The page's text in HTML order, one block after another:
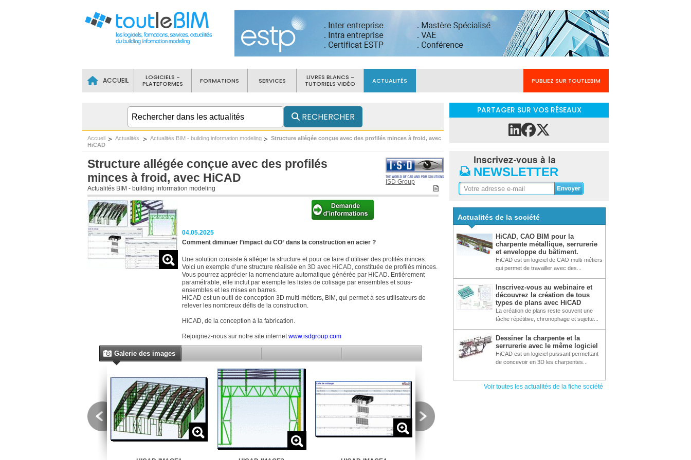
ACCUEIL
LOGICIELS -
PLATEFORMES
FORMATIONS SERVICES
LIVRES BLANCS -
TUTORIELS VIDÉO
ACTUALITÉS PUBLIEZ SUR TOUTLEBIM
RECHERCHER
Accueil Actualités Actualités BIM - building information modeling
Structure allégée conçue avec des profilés minces à froid, avec
HiCAD
Structure allégée conçue avec des profilés
minces à froid, avec HiCAD
Actualités BIM - building information modeling
ISD Group
04.05.2025
Comment diminuer l’impact du CO² dans la construction en acier ?
Une solution consiste à alléger la structure et pour ce faire d’utiliser des profilés minces.
Voici un exemple d’une structure réalisée en 3D avec HiCAD, constituée de profilés minces.
Vous pourrez apprécier la nomenclature automatique générée par HiCAD. Entièrement
paramétrable, elle inclut par exemple les listes de colisage par ensembles et sous-
ensembles et les mises en barres.
HiCAD est un outil de conception 3D multi-métiers, BIM, qui permet à ses utilisateurs de
relever les nombreux défis de la construction.
HiCAD, de la conception à la fabrication.
Rejoignez-nous sur notre site internetwww.isdgroup.com
Galerie des images
PARTAGER SUR VOS RÉSEAUX
Actualités de la société
HiCAD, CAO BIM pour la
charpente métallique, serrurerie
et enveloppe du bâtiment.
HiCAD est un logiciel de CAO multi-métiers
qui permet de travailler avec des...
Inscrivez-vous au webinaire et
découvrez la création de tous
types de plans avec HiCAD
La création de plans reste souvent une
tâche répétitive, chronophage et sujette...
Dessiner la charpente et la
serrurerie avec le même logiciel
HiCAD est un logiciel puissant permettant
de concevoir en 3D les charpentes...
Voir toutes les actualités de la fiche société